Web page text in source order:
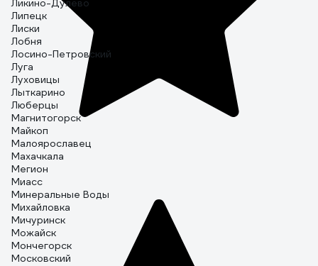
Ликино-Дулево
Липецк
Лиски
Лобня
Лосино-Петровский
Луга
Луховицы
Лыткарино
Люберцы
Магнитогорск
Майкоп
Малоярославец
Махачкала
Мегион
Миасс
Минеральные Воды
Михайловка
Мичуринск
Можайск
Мончегорск
Московский